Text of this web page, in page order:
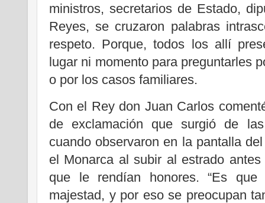
ministros, secretarios de Estado,
Reyes, se cruzaron palabras
respeto. Porque, todos los allí
lugar ni momento para preguntarles
o por los casos familiares.
Con el Rey don Juan Carlos
de exclamación que surgió de
cuando observaron en la pantalla
el Monarca al subir al estrado
que le rendían honores. “Es
majestad, y por eso se preocupan